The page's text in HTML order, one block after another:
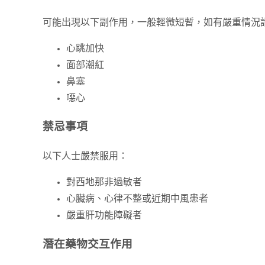
可能出現以下副作用，一般輕微短暫，如有嚴重情況
心跳加快
面部潮紅
鼻塞
噁心
禁忌事項
以下人士嚴禁服用：
對西地那非過敏者
心臟病、心律不整或近期中風患者
嚴重肝功能障礙者
潛在藥物交互作用